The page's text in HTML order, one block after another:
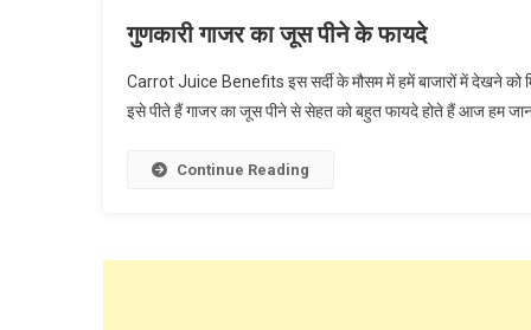
गुणकारी गाजर का जूस पीने के फायदे
Carrot Juice Benefits इस सर्दी के मौसम में हमें बाजारों में देखने को
इसे पीते हैं गाजर का जूस पीने से सेहत को बहुत फायदे होते हैं आज हम
Continue Reading